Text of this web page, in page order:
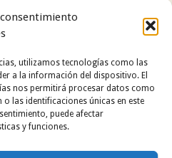
utilizamos tecnologías como las
a la información del dispositivo. El
nos permitirá procesar datos como
las identificaciones únicas en este
puede afectar
y funciones.
Algete. C/ San Roque, 25.